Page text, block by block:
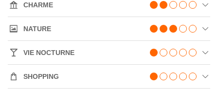
CHARME
NATURE
VIE NOCTURNE
SHOPPING